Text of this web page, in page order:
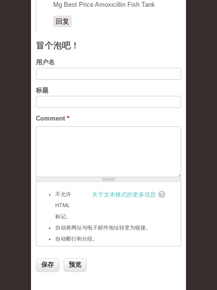
Mg Best Price Amoxicillin Fish Tank
回复
冒个泡吧！
用户名
标题
Comment *
关于文本格式的更多信息
不允许
HTML
标记。
自动将网址与电子邮件地址转变为链接。
自动断行和分段。